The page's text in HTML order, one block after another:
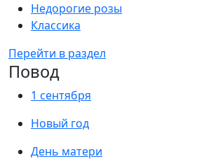
Недорогие розы
Классика
Перейти в раздел
Повод
1 сентября
Новый год
День матери